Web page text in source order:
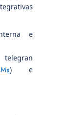
e
) e